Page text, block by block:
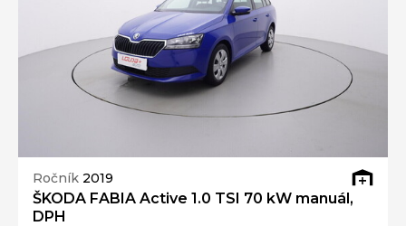
Ročník 2019
ŠKODA FABIA Active 1.0 TSI 70 kW manuál,
DPH